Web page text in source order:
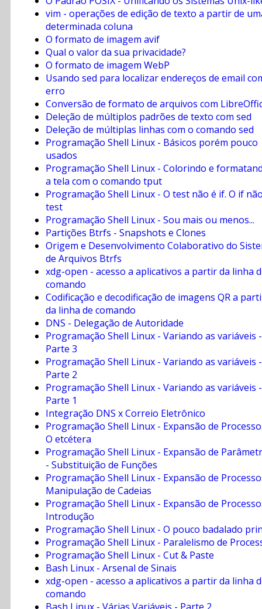
vim - operações de edição de texto a partir de
determinada coluna
O formato de imagem avif
Qual o valor da sua privacidade?
O formato de imagem WebP
Usando sed para localizar endereços de email
erro
Conversão de formato de arquivos com
Deleção de múltiplos padrões de texto com sed
Deleção de múltiplas linhas com o comando sed
Programação Shell Linux - Básicos porém pouco
usados
Programação Shell Linux - Colorindo e
a tela com o comando tput
Programação Shell Linux - O test não é if. O if
test
Programação Shell Linux - Sou mais ou menos...
Partições Btrfs - Snapshots e Clones
Origem e Desenvolvimento Colaborativo do
de Arquivos Btrfs
xdg-open - acesso a aplicativos a partir da linha
comando
Codificação e decodificação de imagens QR a
da linha de comando
DNS - Delegação de Autoridade
Programação Shell Linux - Variando as variáveis -
Parte 3
Programação Shell Linux - Variando as variáveis -
Parte 2
Programação Shell Linux - Variando as variáveis -
Parte 1
Integração DNS x Correio Eletrônico
Programação Shell Linux - Expansão de
O etcétera
Programação Shell Linux - Expansão de
- Substituição de Funções
Programação Shell Linux - Expansão de
Manipulação de Cadeias
Programação Shell Linux - Expansão de
Introdução
Programação Shell Linux - O pouco badalado
Programação Shell Linux - Paralelismo de
Programação Shell Linux - Cut & Paste
Bash Linux - Arsenal de Sinais
xdg-open - acesso a aplicativos a partir da linha
comando